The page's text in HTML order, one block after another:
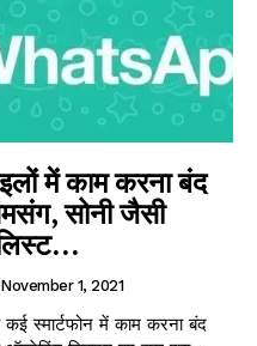
NOWमें काम करना बंद
सोनी जैसी
November 1, 2021
स्मार्टफोन में काम करना बंद